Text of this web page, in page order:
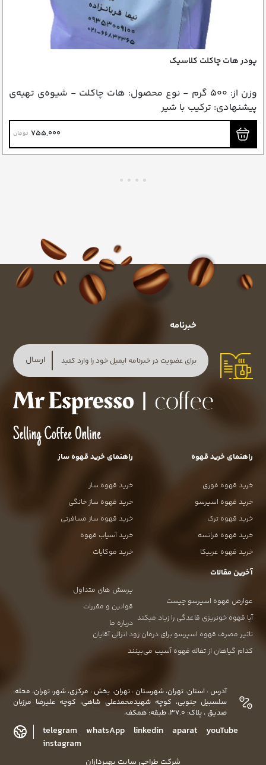
پودر هات چاکلت کلاسیک
وزن از: ۵۰۰ گرم - نوع محصول: هات چاکلت - شیوه‌ی تهیه‌ی
پیشنهادی: ترکیب با شیر
755,000 تومان
خبرنامه
ارسال
راهنمای خرید قهوه
خرید قهوه فوری
خرید قهوه اسپرسو
خرید قهوه ترک
خرید قهوه فرانسه
خرید قهوه عربیکا
راهنمای خرید قهوه ساز
خرید قهوه ساز
خرید قهوه ساز خانگی
خرید قهوه ساز مسافرتی
خرید آسیاب قهوه
خرید موکاپات
آخرین مقالات
عوارض قهوه اسپرسو چیست
آیا قهوه خونریزی قاعدگی را زیاد میکند
تاثیر مصرف قهوه اسپرسو برای درمان زود انزالی آقایان
کدام گیاهان از تفاله قهوه آسیب می‌بینند
پرسش های متداول
قوانین و مقررات
درباره ما
آدرس : استان: تهران، شهرستان : تهران، بخش : مرکزی، شهر: تهران، محله:
سلسبیل جنوبی، کوچه شهیدمحمدعلی شاهی، کوچه علیرضا مرزبان
صدیق ، پلاک: 37.0، طبقه: همکف،
youTube
aparat
linkedin
whatsApp
telegram
instagram
شرکت طراحی سایت بهپردازان